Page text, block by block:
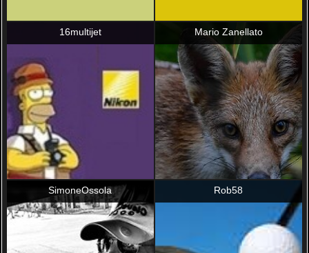
16multijet Mario Zanellato
SimoneOssola Rob58